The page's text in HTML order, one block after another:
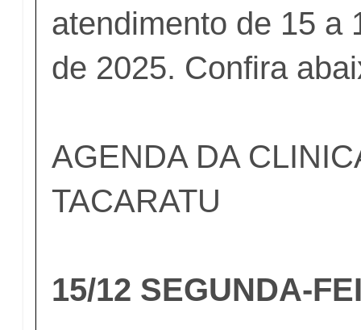
atendimento de 15 a
de 2025. Confira
AGENDA DA
TACARATU
15/12 SEGUNDA-